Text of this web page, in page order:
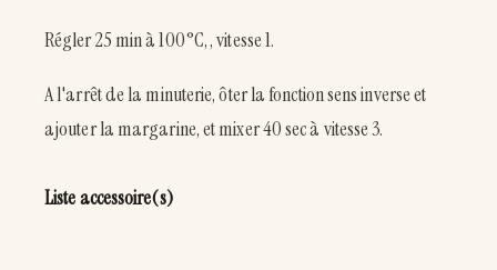
Régler 25 min à 100°C, , vitesse 1.
A l'arrêt de la minuterie, ôter la fonction sens inverse et
ajouter la margarine, et mixer 40 sec à vitesse 3.
Liste accessoire(s)